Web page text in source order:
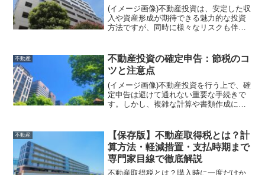
(イメージ画像)不動産投資は、安定した収
入や資産形成が期待できる魅力的な投資
方法ですが、同時に様々なリスクも伴い
の成功率を高めることができます。本記
事では、不動産投資に...
不動産
不動産投資の確定申告：節税のコ
ツと注意点
(イメージ画像)不動産投資を行う上で、確
定申告は避けて通れない重要な手続きで
す。しかし、複雑な計算や書類作成に戸
の基礎知識から、節税に繋がる経費の計
上方法、注意すべきポ...
不動産
【保存版】不動産取得税とは？計
算方法・軽減措置・支払時期まで
専門家目線で徹底解説
不動産取得税とは？購入時に一度だけか